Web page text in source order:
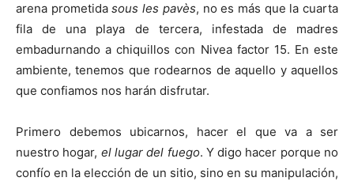
arena prometidasous les pavès, no es más que la cuarta
fila de una playa de tercera, infestada de madres
embadurnando a chiquillos con Nivea factor 15. En este
ambiente, tenemos que rodearnos de aquello y aquellos
que confiamos nos harán disfrutar.
Primero debemos ubicarnos, hacer el que va a ser
nuestro hogar, el lugar del fuego. Y digo hacer porque no
confío en la elección de un sitio, sino en su manipulación,